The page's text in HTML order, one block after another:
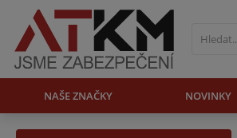
NAŠE ZNAČKY NOVINKY